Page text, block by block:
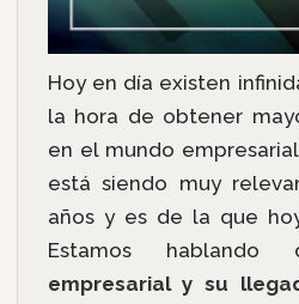
Hoy en día existen
la hora de obtener
en el mundo
está siendo muy
años y es de la que
Estamos
empresarial y su